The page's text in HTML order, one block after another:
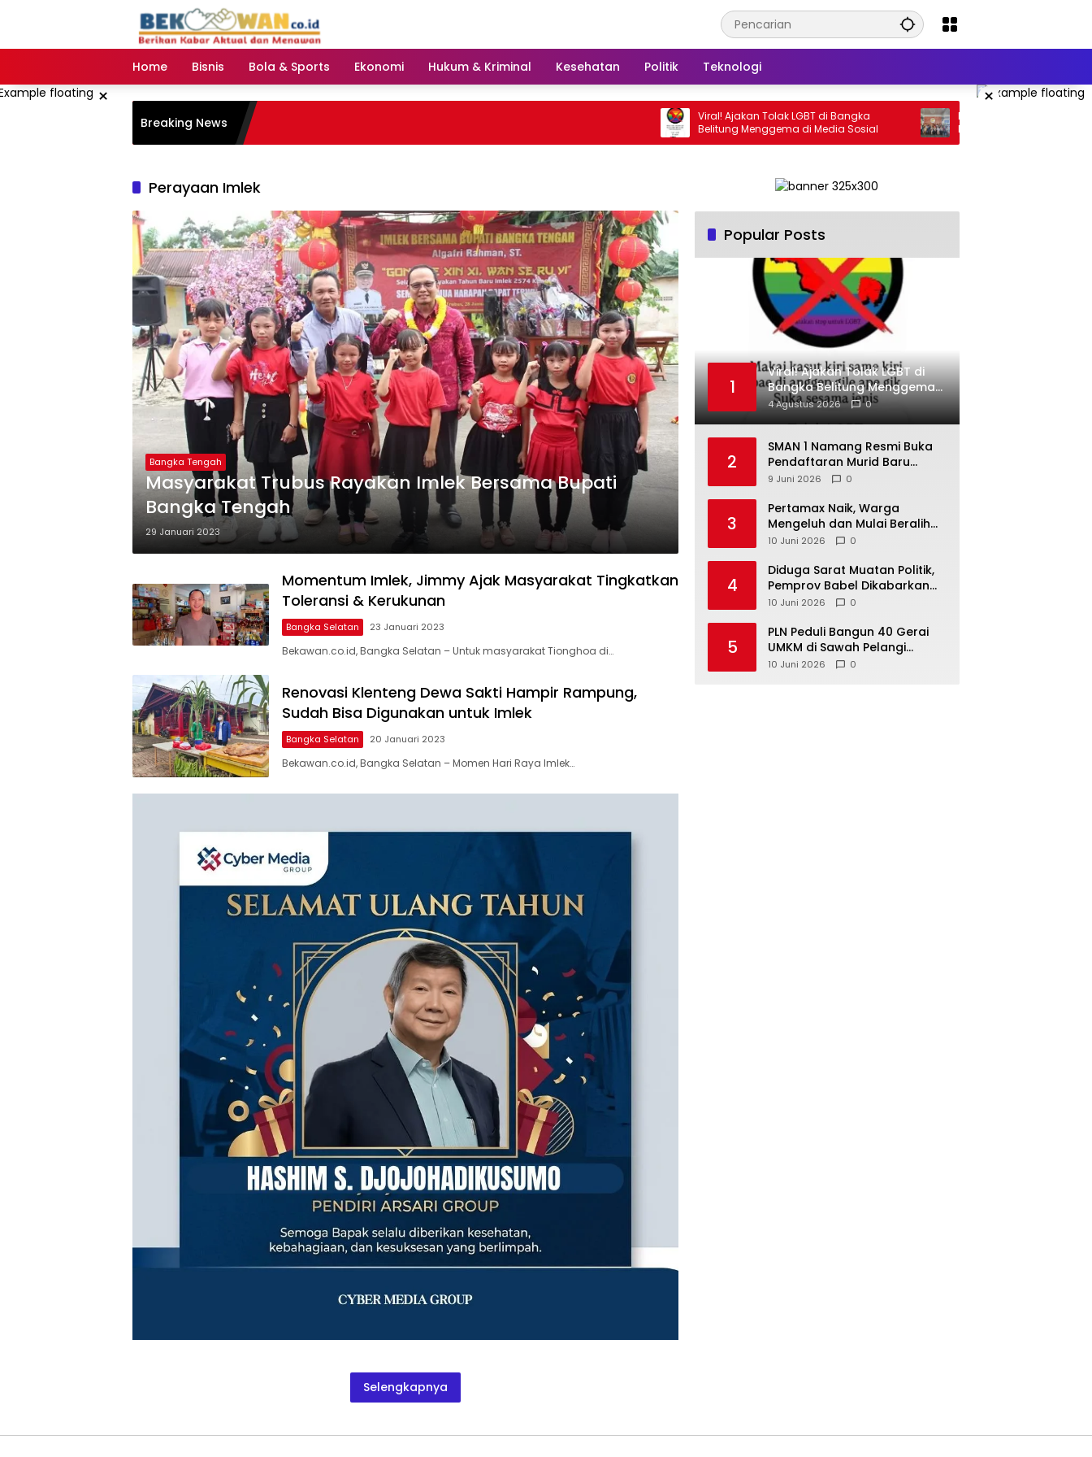
Home
Bisnis Bola & Sports Ekonomi Hukum & Kriminal Kesehatan Politik Teknologi
× ×
Breaking News
Viral! Ajakan Tolak LGBT di Bangka
Belitung Menggema di Media Sosial
‎Kapolres Bateng Perkuat Sinergi
Insan Media, Dorong Penyebaran
Informasi Akurat dan Layanan Polri
Perayaan Imlek
Bangka Tengah
Masyarakat Trubus Rayakan Imlek Bersama Bupati
Bangka Tengah
29 Januari 2023
Momentum Imlek, Jimmy Ajak Masyarakat Tingkatkan
Toleransi & Kerukunan
Bangka Selatan 23 Januari 2023
Bekawan.co.id, Bangka Selatan – Untuk masyarakat Tionghoa di…
Renovasi Klenteng Dewa Sakti Hampir Rampung,
Sudah Bisa Digunakan untuk Imlek
Bangka Selatan 20 Januari 2023
Bekawan.co.id, Bangka Selatan – Momen Hari Raya Imlek…
Selengkapnya
Popular Posts
1
Viral! Ajakan Tolak LGBT di
Bangka Belitung Menggema
di Media Sosial
4 Agustus 2026 0
2
SMAN 1 Namang Resmi Buka
Pendaftaran Murid Baru
2026/2027
9 Juni 2026 0
3
‎Pertamax Naik, Warga
Mengeluh dan Mulai Beralih
ke Pertalite Meski Harus Antre
10 Juni 2026 0
4
‎Diduga Sarat Muatan Politik,
Pemprov Babel Dikabarkan
Lakukan Rotasi Besar-
10 Juni 2026 0
5
‎PLN Peduli Bangun 40 Gerai
UMKM di Sawah Pelangi
Namang, Dorong
10 Juni 2026 0